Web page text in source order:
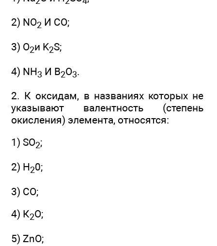
2) NO2 И СО;
3) O2и K2S;
4) NH3 И B2O3.
2. К оксидам, в названиях которых не
указывают валентность (степень
окисления) элемента, относятся:
1) SO2;
2) Н20;
3) СО;
4) К2O;
5) ZnO;